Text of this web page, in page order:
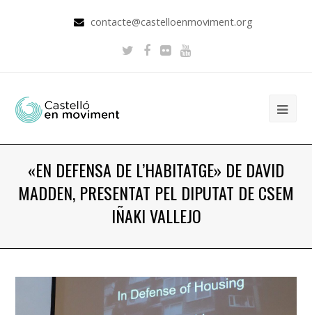
contacte@castelloenmoviment.org
«EN DEFENSA DE L’HABITATGE» DE DAVID
MADDEN, PRESENTAT PEL DIPUTAT DE CSEM
IÑAKI VALLEJO